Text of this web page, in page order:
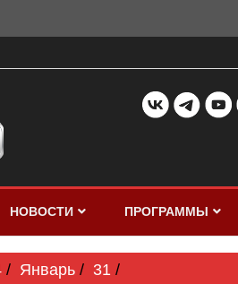
НОВОСТИ ПРОГРАММЫ
Январь
31